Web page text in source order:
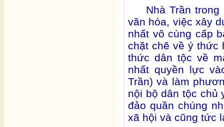
Nhà Trần
văn hóa, việc xây
nhất vô cùng cấp
chặt chẽ về ý thức
thức dân tộc về
nhất quyền lực
Trần) và làm
nội bộ dân tộc chủ
đảo quần chúng
xã hội và cũng tức